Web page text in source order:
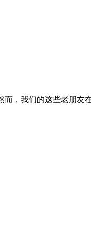
，我们的这些老朋